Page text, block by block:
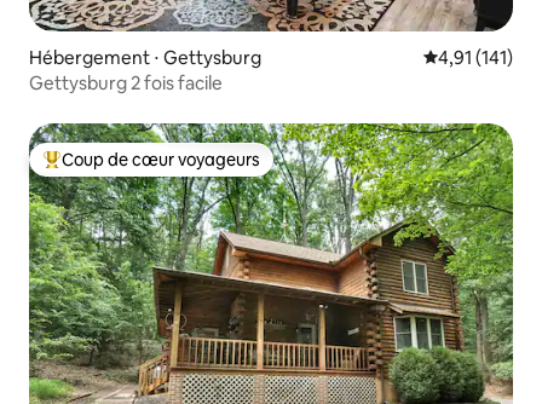
Hébergement ⋅ Gettysburg Évaluation
4,91 (141)
Gettysburg 2 fois facile
Coups de cœur voyageurs les plus appréciés
Coup de cœur voyageurs